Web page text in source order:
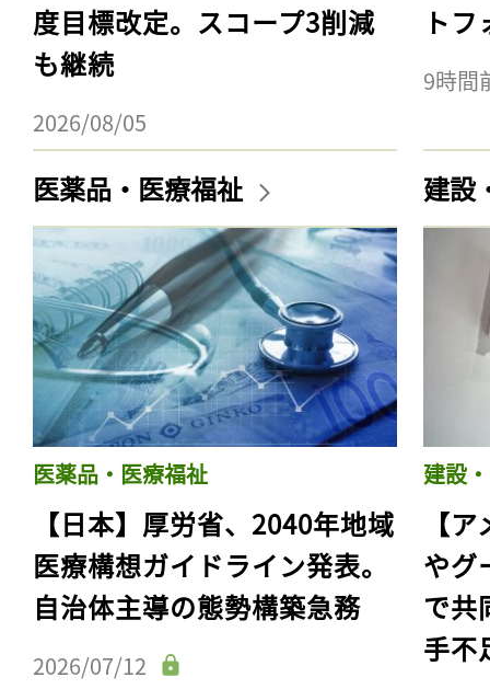
度目標改定。スコープ3削減
も継続
2026/08/05
ト
9時間
医薬品・医療福祉
医薬品・医療福祉
【日本】厚労省、2040年地域
医療構想ガイドライン発表。
自治体主導の態勢構築急務
2026/07/12
建設
建設
【
やグ
で共
手不